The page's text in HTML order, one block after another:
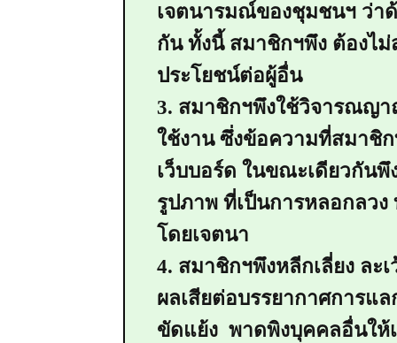
เจตนารมณ์ของชุมชนฯ ว่า
กัน ทั้งนี้ สมาชิกฯพึง ต้องไ
ประโยชน์ต่อผู้อื่น
3. สมาชิกฯพึงใช้วิจารณญา
ใช้งาน ซึ่งข้อความที่สมาชิ
เว็บบอร์ด ในขณะเดียวกันพึ
รูปภาพ ที่เป็นการหลอกลวง
โดยเจตนา
4. สมาชิกฯพึงหลีกเลี่ยง ละ
ผลเสียต่อบรรยากาศการแ
ขัดแย้ง พาดพิงบุคคลอื่นให้